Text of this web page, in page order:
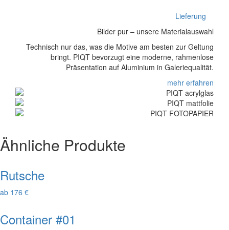
Lieferung
Bilder pur – unsere Materialauswahl
Technisch nur das, was die Motive am besten zur Geltung
bringt. PIQT bevorzugt eine moderne, rahmenlose
Präsentation auf Aluminium in Galeriequalität.
mehr erfahren
Ähnliche Produkte
Rutsche
ab 176 €
Container #01